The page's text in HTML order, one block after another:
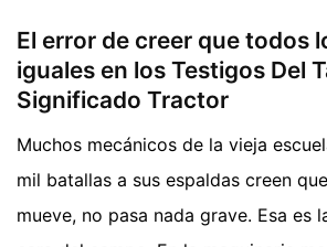
El error de creer que todos
iguales en los Testigos Del
Significado Tractor
Muchos mecánicos de la vieja
mil batallas a sus espaldas creen
mueve, no pasa nada grave. Esa es